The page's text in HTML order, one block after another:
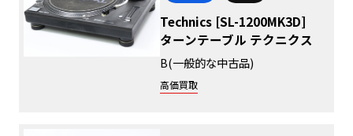
Technics [SL-1200MK3D]
ターンテーブル テクニクス
B(一般的な中古品)
高価買取